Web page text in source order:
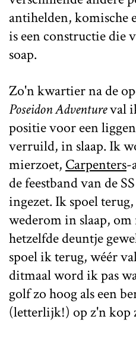
antihelden, komische
is een constructie die
soap.
Zo'n kwartier na de
Poseidon Adventureval
positie voor een
verruild, in slaap. Ik
mierzoet, Carpenters-
de feestband van de
ingezet. Ik spoel
wederom in slaap,
hetzelfde deuntje
spoel ik terug, wéér
ditmaal word ik pas
golf zo hoog als een
(letterlijk!) op z'n kop